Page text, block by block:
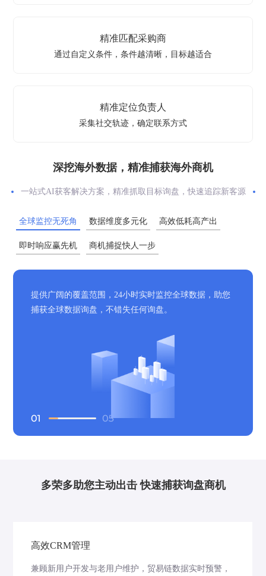
精准匹配采购商
通过自定义条件，条件越清晰，目标越适合
精准定位负责人
采集社交轨迹，确定联系方式
深挖海外数据，精准捕获海外商机
一站式AI获客解决方案，精准抓取目标询盘，快速追踪新客源
全球监控无死角 数据维度多元化 高效低耗高产出
即时响应赢先机 商机捕捉快人一步
提供广阔的覆盖范围，24小时实时监控全球数据，助您
捕获全球数据询盘，不错失任何询盘。
多荣多助您主动出击 快速捕获询盘商机
高效CRM管理
兼顾新用户开发与老用户维护，贸易链数据实时预警，